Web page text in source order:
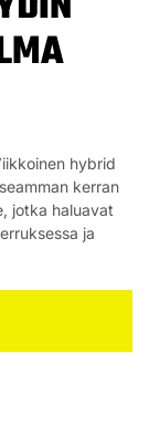
hybrid
kerran
jotka haluavat
ja